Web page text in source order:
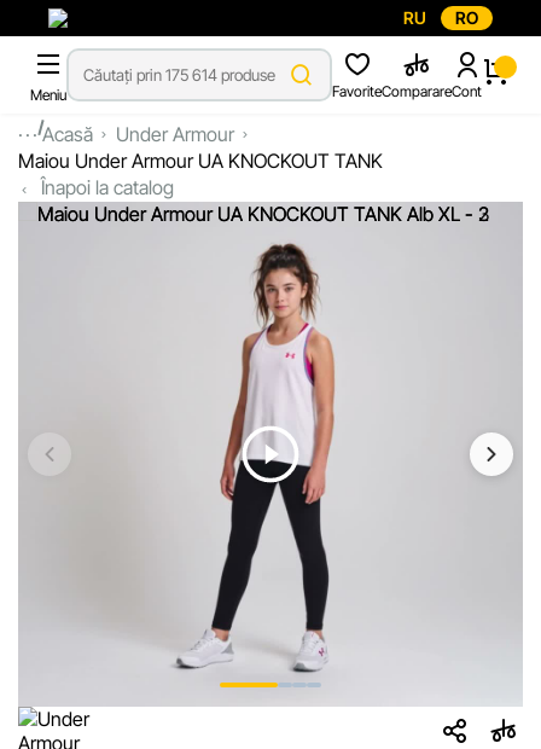
RU RO
Meniu FavoriteComparareCont
...Acasă
Under Armour
Maiou Under Armour UA KNOCKOUT TANK
Înapoi la catalog